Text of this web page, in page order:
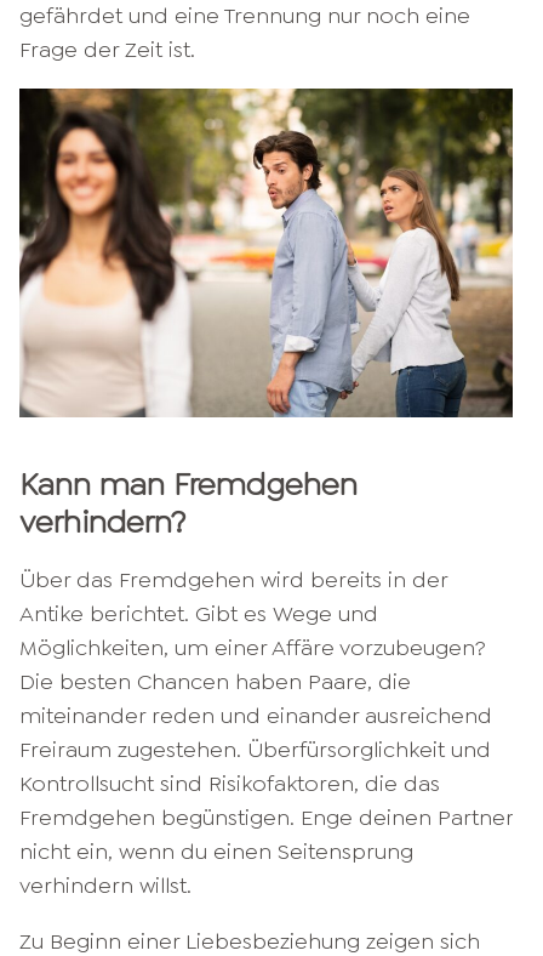
gefährdet und eine Trennung nur noch eine
Frage der Zeit ist.
Kann man Fremdgehen
verhindern?
Über das Fremdgehen wird bereits in der
Antike berichtet. Gibt es Wege und
Möglichkeiten, um einer Affäre vorzubeugen?
Die besten Chancen haben Paare, die
miteinander reden und einander ausreichend
Freiraum zugestehen. Überfürsorglichkeit und
Kontrollsucht sind Risikofaktoren, die das
Fremdgehen begünstigen. Enge deinen Partner
nicht ein, wenn du einen Seitensprung
verhindern willst.
Zu Beginn einer Liebesbeziehung zeigen sich